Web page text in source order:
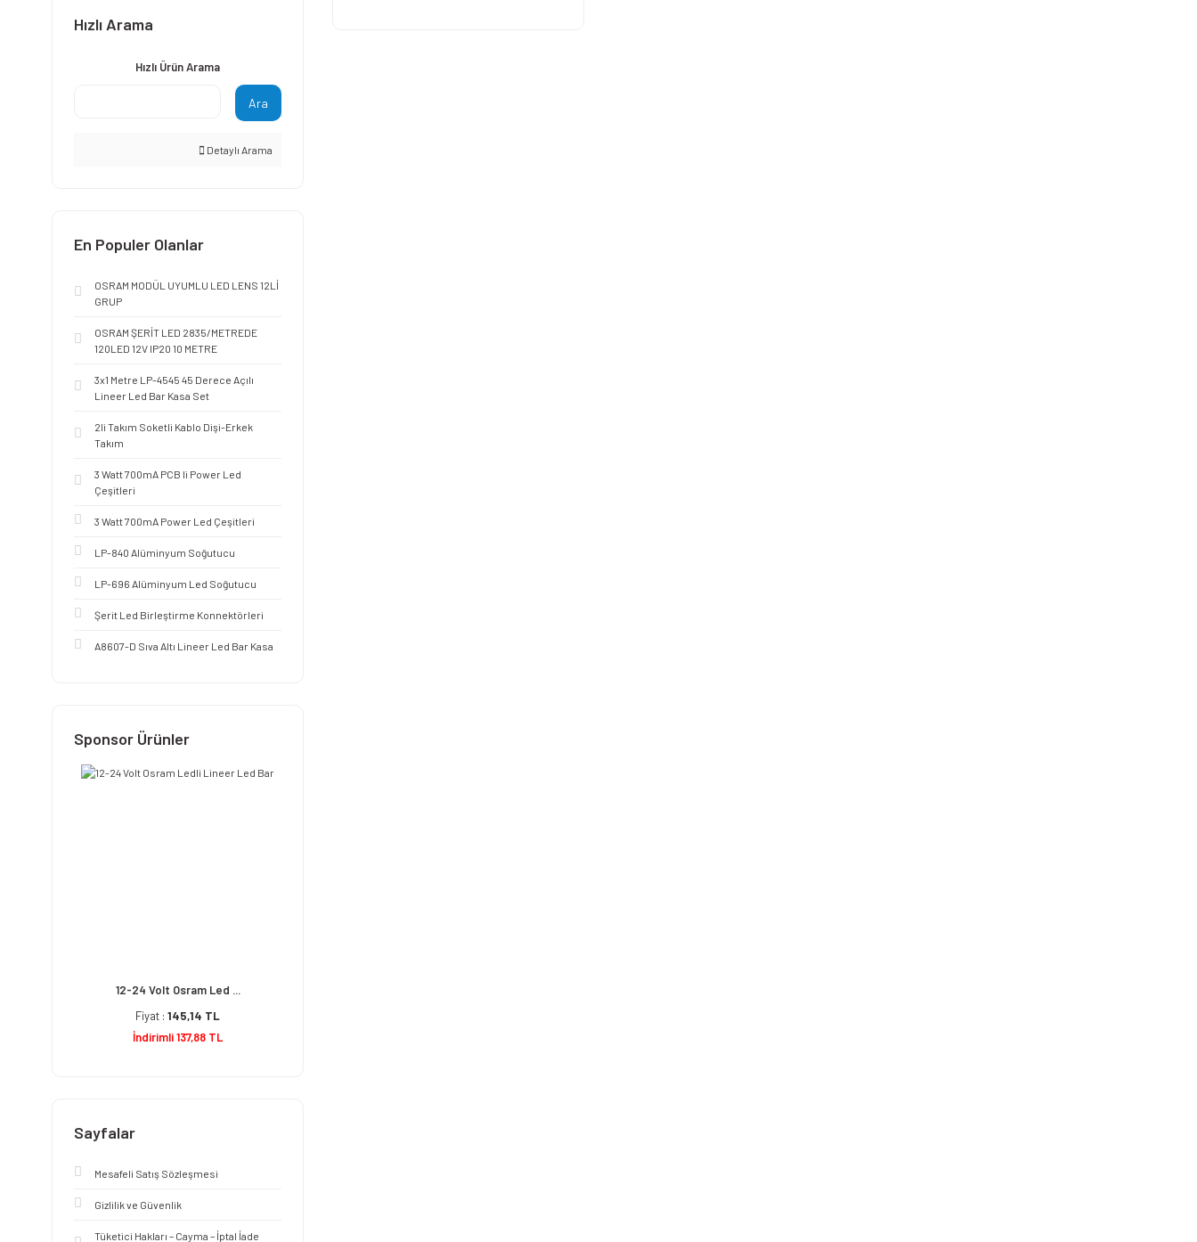
Hızlı Arama
Hızlı Ürün Arama
Ara
Detaylı Arama
En Populer Olanlar
OSRAM MODÜL UYUMLU LED LENS 12Lİ
GRUP
OSRAM ŞERİT LED 2835/METREDE
120LED 12V IP20 10 METRE
3x1 Metre LP-4545 45 Derece Açılı
Lineer Led Bar Kasa Set
2li Takım Soketli Kablo Dişi-Erkek
Takım
3 Watt 700mA PCB li Power Led
Çeşitleri
3 Watt 700mA Power Led Çeşitleri
LP-840 Alüminyum Soğutucu
LP-696 Alüminyum Led Soğutucu
Şerit Led Birleştirme Konnektörleri
A8607-D Sıva Altı Lineer Led Bar Kasa
Sponsor Ürünler
12-24 Volt Osram Led ...
Fiyat : 145,14 TL
İndirimli 137,88 TL
Sayfalar
Mesafeli Satış Sözleşmesi
Gizlilik ve Güvenlik
Tüketici Hakları – Cayma – İptal İade